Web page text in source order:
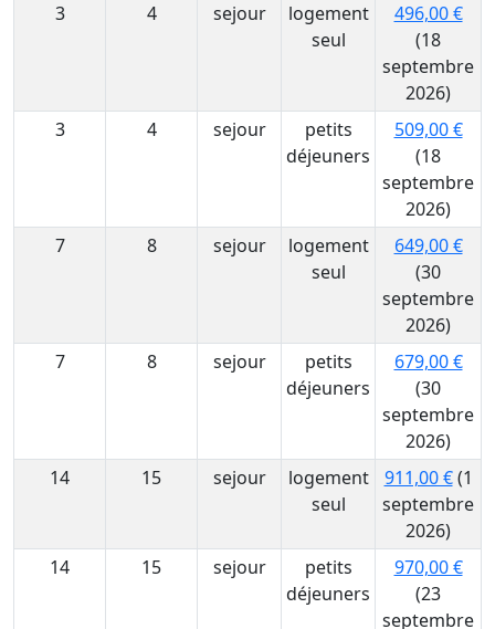
3
4 sejour
logement
seul
496,00 €
(18
septembre
2026)
3
4 sejour
petits
déjeuners
509,00 €
(18
septembre
2026)
7
8 sejour
logement
seul
649,00 €
(30
septembre
2026)
7
8 sejour
petits
déjeuners
679,00 €
(30
septembre
2026)
14
15 sejour
logement
seul
911,00 €(1
septembre
2026)
14
15 sejour
petits
déjeuners
970,00 €
(23
septembre